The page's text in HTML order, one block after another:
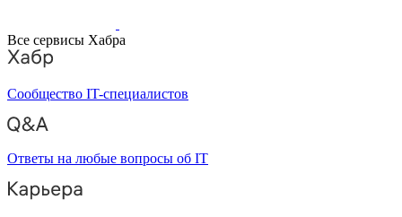
Все сервисы Хабра
Сообщество IT-специалистов
Ответы на любые вопросы об IT